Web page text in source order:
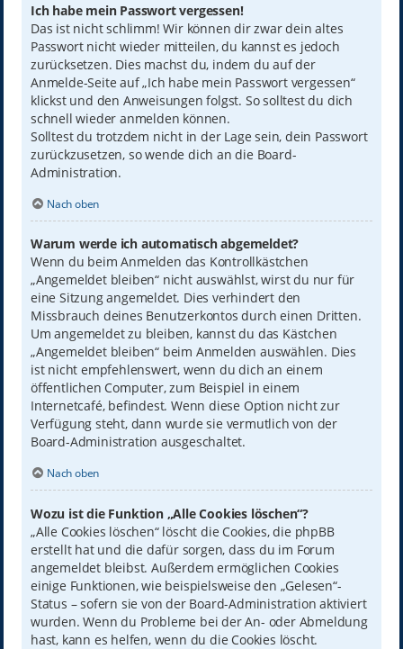
Ich habe mein Passwort vergessen!
Das ist nicht schlimm! Wir können dir zwar dein altes
Passwort nicht wieder mitteilen, du kannst es jedoch
zurücksetzen. Dies machst du, indem du auf der
Anmelde-Seite auf „Ich habe mein Passwort vergessen“
klickst und den Anweisungen folgst. So solltest du dich
schnell wieder anmelden können.
Solltest du trotzdem nicht in der Lage sein, dein Passwort
zurückzusetzen, so wende dich an die Board-
Administration.
Nach oben
Warum werde ich automatisch abgemeldet?
Wenn du beim Anmelden das Kontrollkästchen
„Angemeldet bleiben“ nicht auswählst, wirst du nur für
eine Sitzung angemeldet. Dies verhindert den
Missbrauch deines Benutzerkontos durch einen Dritten.
Um angemeldet zu bleiben, kannst du das Kästchen
„Angemeldet bleiben“ beim Anmelden auswählen. Dies
ist nicht empfehlenswert, wenn du dich an einem
öffentlichen Computer, zum Beispiel in einem
Internetcafé, befindest. Wenn diese Option nicht zur
Verfügung steht, dann wurde sie vermutlich von der
Board-Administration ausgeschaltet.
Nach oben
Wozu ist die Funktion „Alle Cookies löschen“?
„Alle Cookies löschen“ löscht die Cookies, die phpBB
erstellt hat und die dafür sorgen, dass du im Forum
angemeldet bleibst. Außerdem ermöglichen Cookies
einige Funktionen, wie beispielsweise den „Gelesen“-
Status – sofern sie von der Board-Administration aktiviert
wurden. Wenn du Probleme bei der An- oder Abmeldung
hast, kann es helfen, wenn du die Cookies löscht.